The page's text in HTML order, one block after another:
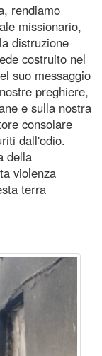
rendiamo
missionario,
distruzione
costruito nel
suo messaggio
preghiere,
e sulla nostra
consolare
dall'odio.
della
violenza
terra